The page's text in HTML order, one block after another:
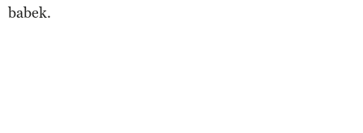
babek.